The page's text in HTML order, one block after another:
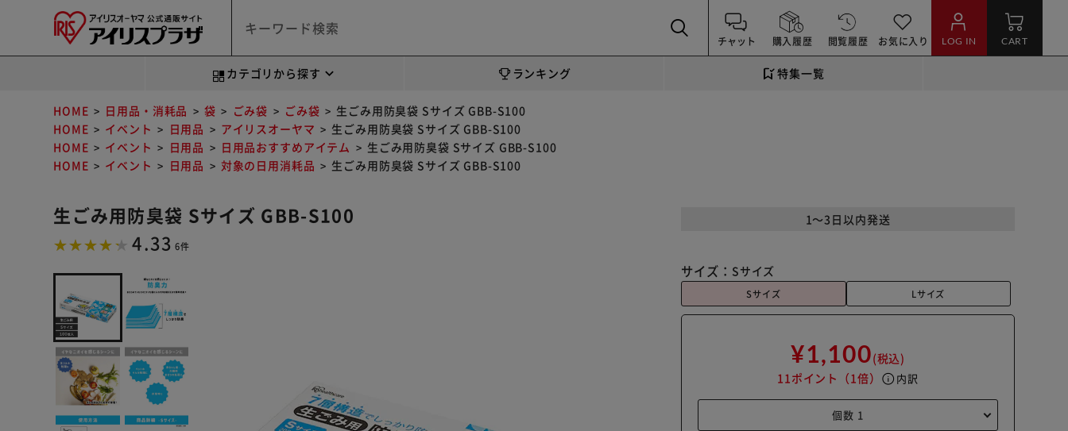
チャット 購入履歴 閲覧履歴 お気に入り LOG IN CART
カテゴリから探す ランキング 特集一覧
HOME 日用品・消耗品 袋 ごみ袋 ごみ袋
生ごみ用防臭袋 Sサイズ GBB-S100
HOME
イベント 日用品 アイリスオーヤマ
生ごみ用防臭袋 Sサイズ GBB-S100
HOME
イベント 日用品 日用品おすすめアイテム
生ごみ用防臭袋 Sサイズ GBB-S100
HOME
イベント 日用品 対象の日用消耗品 生ごみ用防臭袋 Sサイズ GBB-S100
生ごみ用防臭袋 Sサイズ GBB-S100
4.33 6件
1～3日以内発送
サイズ： Sサイズ
Sサイズ Lサイズ
¥1,100(税込)
11ポイント （1倍） info 内訳